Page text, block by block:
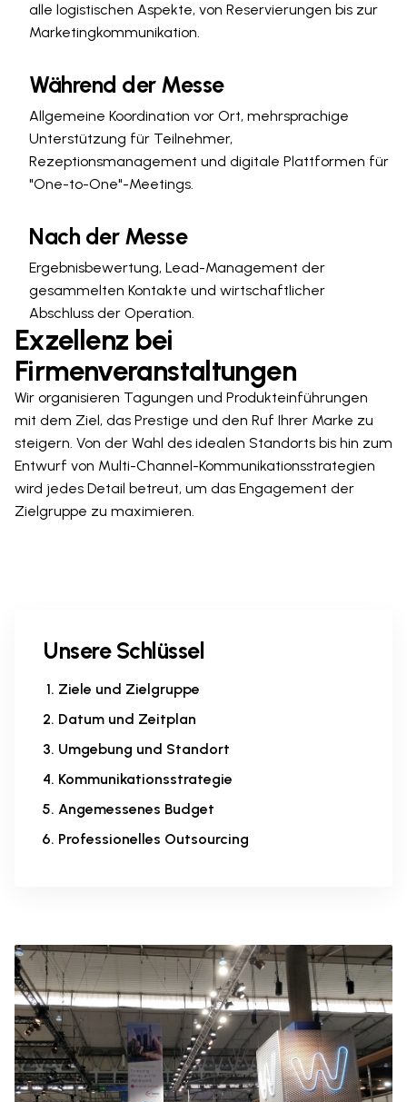
alle logistischen Aspekte, von Reservierungen bis zur
Marketingkommunikation.
Während der Messe
Allgemeine Koordination vor Ort, mehrsprachige
Unterstützung für Teilnehmer,
Rezeptionsmanagement und digitale Plattformen für
"One-to-One"-Meetings.
Nach der Messe
Ergebnisbewertung, Lead-Management der
gesammelten Kontakte und wirtschaftlicher
Abschluss der Operation.
Exzellenz bei
Firmenveranstaltungen
Wir organisieren Tagungen und Produkteinführungen
mit dem Ziel, das Prestige und den Ruf Ihrer Marke zu
steigern. Von der Wahl des idealen Standorts bis hin zum
Entwurf von Multi-Channel-Kommunikationsstrategien
wird jedes Detail betreut, um das Engagement der
Zielgruppe zu maximieren.
Unsere Schlüssel
Ziele und Zielgruppe
Datum und Zeitplan
Umgebung und Standort
Kommunikationsstrategie
Angemessenes Budget
Professionelles Outsourcing